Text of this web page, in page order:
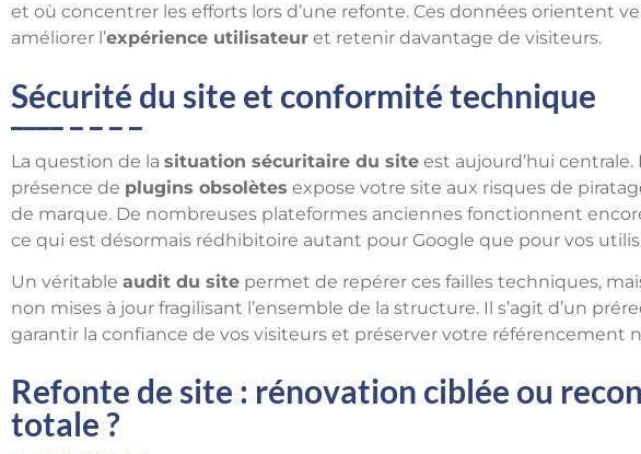
et où concentrer les efforts lors d’une refonte. Ces données orientent
améliorer l’expérience utilisateur et retenir davantage de visiteurs.
Sécurité du site et conformité technique
La question de la situation sécuritaire du site est aujourd’hui centrale.
présence de plugins obsolètes expose votre site aux risques de
de marque. De nombreuses plateformes anciennes fonctionnent
ce qui est désormais rédhibitoire autant pour Google que pour vos
Un véritable audit du site permet de repérer ces failles techniques,
non mises à jour fragilisant l’ensemble de la structure. Il s’agit d’un
garantir la confiance de vos visiteurs et préserver votre référencement
Refonte de site : rénovation ciblée ou
totale ?